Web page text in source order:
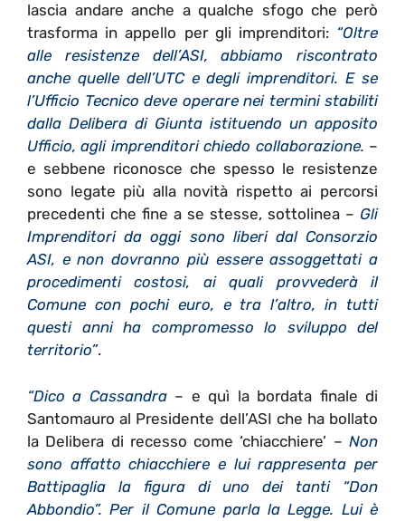
lascia andare anche a qualche sfogo che però
trasforma in appello per gli imprenditori: “Oltre
alle resistenze dell’ASI, abbiamo riscontrato
anche quelle dell’UTC e degli imprenditori. E se
l’Ufficio Tecnico deve operare nei termini stabiliti
dalla Delibera di Giunta istituendo un apposito
Ufficio, agli imprenditori chiedo collaborazione. –
e sebbene riconosce che spesso le resistenze
sono legate più alla novità rispetto ai percorsi
precedenti che fine a se stesse, sottolinea – Gli
Imprenditori da oggi sono liberi dal Consorzio
ASI, e non dovranno più essere assoggettati a
procedimenti costosi, ai quali provvederà il
Comune con pochi euro, e tra l’altro, in tutti
questi anni ha compromesso lo sviluppo del
territorio”.
“Dico a Cassandra – e quì la bordata finale di
Santomauro al Presidente dell’ASI che ha bollato
la Delibera di recesso come ‘chiacchiere’ – Non
sono affatto chiacchiere e lui rappresenta per
Battipaglia la figura di uno dei tanti “Don
Abbondio”. Per il Comune parla la Legge. Lui è